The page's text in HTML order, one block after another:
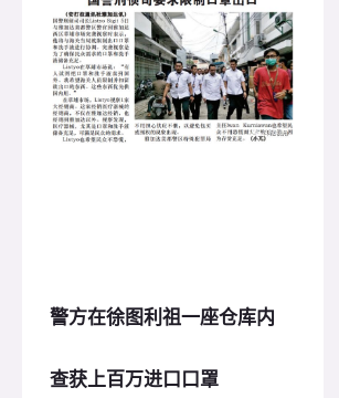
警方在徐图利祖一座仓库内
查获上百万进口口罩